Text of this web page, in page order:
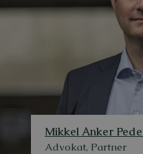
Mikkel Anker
Advokat, Partner